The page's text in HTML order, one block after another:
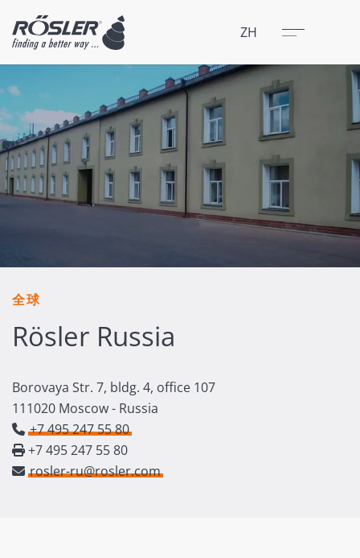
ZH 菜单
关闭
全球
Rösler Russia
Borovaya Str. 7, bldg. 4, office 107
111020 Moscow - Russia
+7 495 247 55 80
+7 495 247 55 80
rosler-ru@rosler.com